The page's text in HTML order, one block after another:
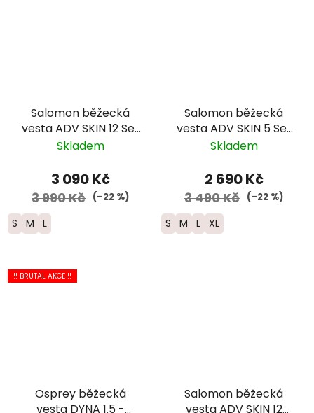
Salomon běžecká
vesta ADV SKIN 12 Set
- dámská - černá
Skladem
3 090 Kč
3 990 Kč (–22 %)
S M L
Salomon běžecká
vesta ADV SKIN 5 Set
-černá 2025
Skladem
2 690 Kč
3 490 Kč (–22 %)
S M L XL
!! BRUTAL AKCE !!
Osprey běžecká
vesta DYNA 1.5 -
Salomon běžecká
vesta ADV SKIN 12